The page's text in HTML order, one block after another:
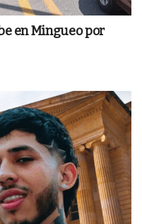
en Mingueo por